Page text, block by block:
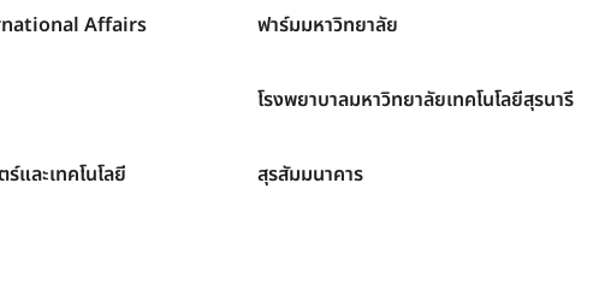
Affairs
และเทคโนโลยี
ฟาร์มมหาวิทยาลัย
โรงพยาบาลมหาวิทยาลัยเทคโนโลยีสุรนารี
สุรสัมมนาคาร